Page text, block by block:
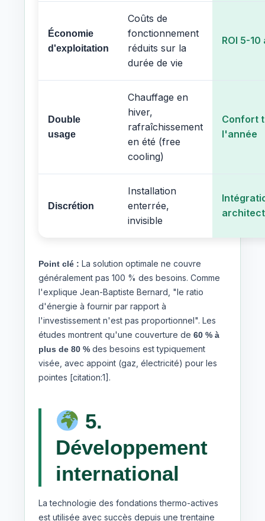
Économie
d'exploitation
Coûts de
fonctionnement
réduits sur la
durée de vie
ROI 5-10
Double
usage
Chauffage en
hiver,
rafraîchissement
en été (free
cooling)
Confort
l'année
Discrétion
Installation
enterrée,
invisible
Point clé : La solution optimale ne couvre
généralement pas 100 % des besoins. Comme
l'explique Jean-Baptiste Bernard, "le ratio
d'énergie à fournir par rapport à
l'investissement n'est pas proportionnel". Les
études montrent qu'une couverture de 60 % à
plus de 80 % des besoins est typiquement
visée, avec appoint (gaz, électricité) pour les
pointes [citation:1].
5.
Développement
international
La technologie des fondations thermo-actives
est utilisée avec succès depuis une trentaine